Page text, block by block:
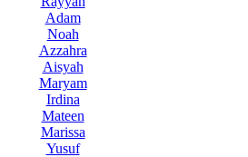
Adam
Noah
Azzahra
Aisyah
Maryam
Irdina
Mateen
Marissa
Yusuf